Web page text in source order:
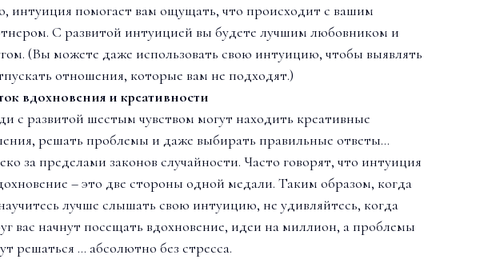
интуиция помогает вам ощущать, что происходит с вашим
С развитой интуицией вы будете лучшим любовником и
(Вы можете даже использовать свою интуицию, чтобы выявлять
отношения, которые вам не подходят.)
вдохновения и креативности
с развитой шестым чувством могут находить креативные
решать проблемы и даже выбирать правильные ответы…
за пределами законов случайности. Часто говорят, что интуиция
– это две стороны одной медали. Таким образом, когда
лучше слышать свою интуицию, не удивляйтесь, когда
вас начнут посещать вдохновение, идеи на миллион, а проблемы
решаться … абсолютно без стресса.